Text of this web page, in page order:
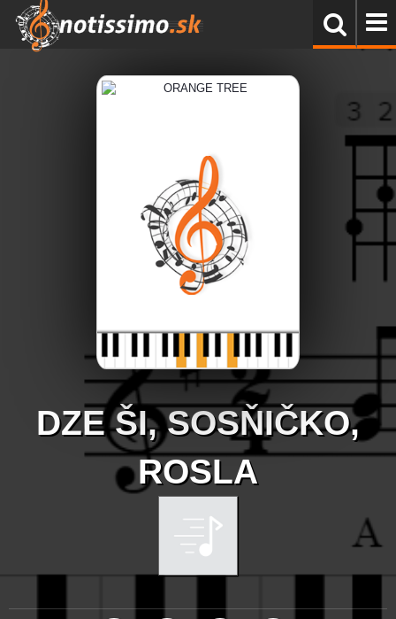
DZE ŠI, SOSŇIČKO,
ROSLA